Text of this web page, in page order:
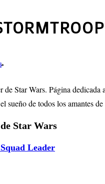
>
Star Wars. Página
sueño de todos los amantes
Star Wars
Leader